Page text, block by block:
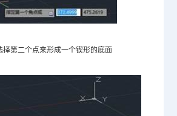
第二个点来形成一个锲形的底面